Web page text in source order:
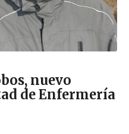
nuevo
de Enfermería